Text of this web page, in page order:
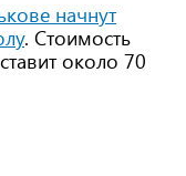
начнут
. Стоимость
около 70